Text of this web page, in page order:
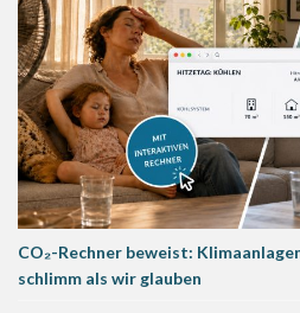
CO₂-Rechner beweist:
schlimm als wir glauben